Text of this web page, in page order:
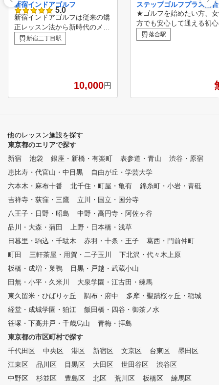
新宿インドアゴルフ
5.0
新宿インドアゴルフは従来の矯
正レッスン法から新時代のメン
タル構築レッスンを確立 して
います。 メンタル構築法は、
つまでも忘れずに、いつでも思
い出すことができるという理想
多くのゴルファーは、スイング
ールを打ちいろいろYou Tube
を見たり、 理論の左脳だけを
使って覚えようとしています。
しかし左脳は直列処理が特徴の
ため、何かをすれば何かが出来
なくなってしまいます。 一度
することができない。 これが
、打っても打っても 上手くい
ったり上手くいかなかったりの
繰り返しで、なかなか上手くな
れない原因なのです。 しかし
、メンタル構築法は、まず右脳
る。 独自に開発しまた練習器
具による多目的練習で、イメー
ジ脳と呼ばれる右脳のイメージ
カと直感力を強化し、 高速に
大量の情報を受け入れら れる
並列処理という特徴を活用して
いく。 このため、短時間で大
量に記憶、覚えたことはいつま
でも忘れず(いつでも思い出す
ことができる)という理想のゴ
ルフ上達が誰にでも可能になり
ます。 あの有名プロも使用し
新宿三丁目駅
10,000円
ステップゴルフプラス落
★ゴルフを始めたい方、
方でも安心して通える初
ログラムも充実!!～無料体
約受付中!!～ ★新規入会い
ゴルフクラブ&シューズは
レンタルあり！ ★全打席
落合駅
他のレッスン施設を探す
東京都のエリアで探す
新宿
池袋 銀座・新橋・有楽町 表参道・青山
渋谷・原宿
恵比寿・代官山・中目黒
自由が丘・学芸大学
六本木・麻布十番
北千住・町屋・亀有
錦糸町・小岩・青砥
吉祥寺・荻窪・三鷹
立川・国立・国分寺
八王子・日野・昭島
中野・高円寺・阿佐ヶ谷
品川・大森・蒲田
上野・日本橋・浅草
日暮里・駒込・千駄木
赤羽・十条・王子
葛西・門前仲町
町田
三軒茶屋・用賀・二子玉川
下北沢・代々木上原
板橋・成増・巣鴨
目黒・戸越・武蔵小山
田無・小平・久米川
大泉学園・江古田・練馬
東久留米・ひばりヶ丘
調布・府中
多摩・聖蹟桜ヶ丘・稲城
経堂・成城学園・狛江
飯田橋・四谷・御茶ノ水
笹塚・下高井戸・千歳烏山
青梅・拝島
東京都の市区町村で探す
千代田区
中央区 港区 新宿区 文京区 台東区
墨田区
江東区
品川区 目黒区 大田区 世田谷区
渋谷区
中野区
杉並区 豊島区 北区 荒川区 板橋区
練馬区